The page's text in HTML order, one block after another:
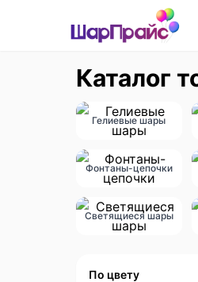
Каталог
Гелиевые шары
Фонтаны-цепочки
Светящиеся шары
По цвету